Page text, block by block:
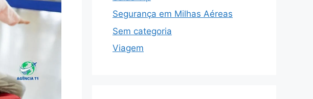
Segurança em Milhas Aéreas
Sem categoria
Viagem